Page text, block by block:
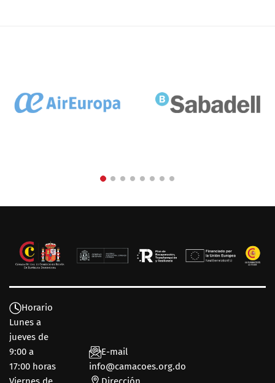
Horario
Lunes a
jueves de
9:00 a
17:00 horas
E-mail
info@camacoes.org.do